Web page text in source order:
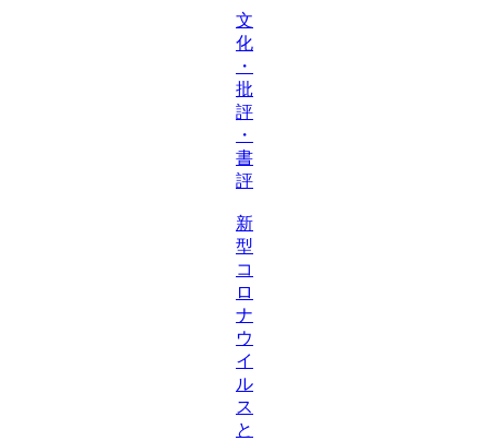
文
化
・
批
評
・
書
評
新
型
コ
ロ
ナ
ウ
イ
ル
ス
と